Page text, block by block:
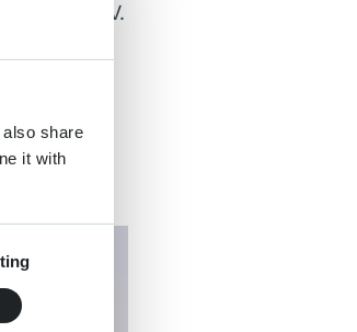
share
it with
B.V.
dit